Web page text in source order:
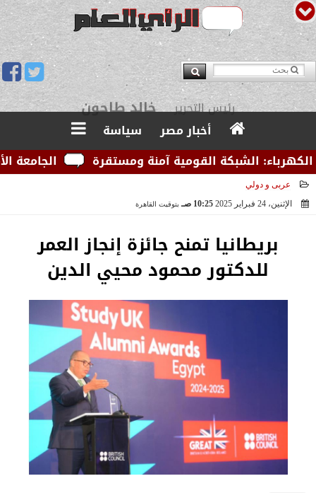
مدير التحرير يوسف قبودان
أخبار مصر
سياسة
الجامعة
الشبكة القومية آمنة ومستقرة
عربى و دولي
الإثنين، 24 فبراير 2025
10:25 صـ بتوقيت القاهرة
بريطانيا تمنح جائزة إنجاز العمر
للدكتور محمود محيي الدين